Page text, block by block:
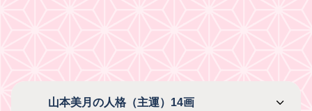
山本美月の人格（主運）14画